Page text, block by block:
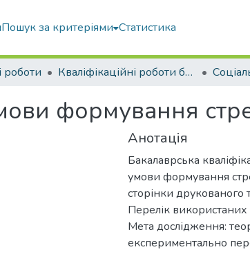
Пошук за критеріями Статистика
роботи Кваліфікаційні роботи бакалаврів
формування
Анотація
Бакалаврська
умови формування
сторінки друкованого
Перелік
Мета дослідження:
експериментально